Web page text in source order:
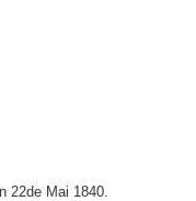
22de Mai 1840.